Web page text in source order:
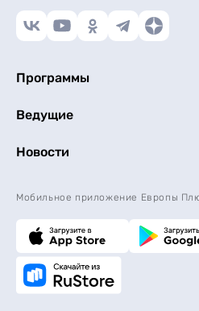
Программы
Ведущие
Новости
Мобильное приложение Европы